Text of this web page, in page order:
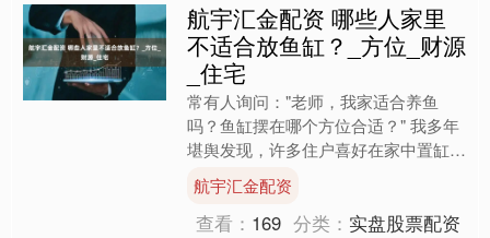
航宇汇金配资 哪些人家里
不适合放鱼缸？_方位_财源
_住宅
常有人询问："老师，我家适合养鱼
吗？鱼缸摆在哪个方位合适？" 我多年
堪舆发现，许多住户喜好在家中置缸养
鱼。 然住宅风水需结合具体格局综合
研判，不可一概而论。 今....
航宇汇金配资
查看： 169 分类： 实盘股票配资